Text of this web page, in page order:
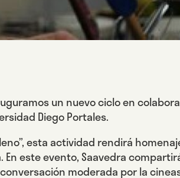
un nuevo ciclo en
Diego Portales.
esta actividad rendirá
este evento, Saavedra
moderada por la